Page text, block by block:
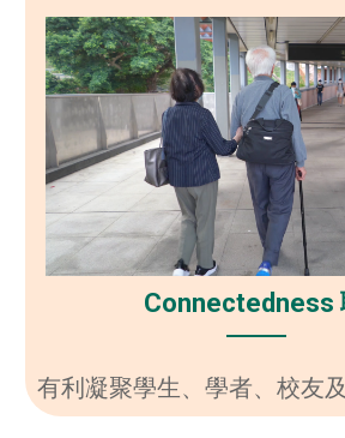
Connectedness
有利凝聚學生、學者、校友